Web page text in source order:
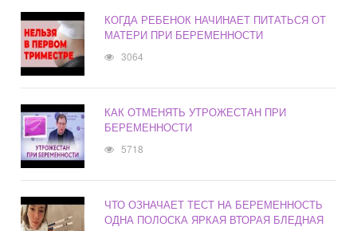
КОГДА РЕБЕНОК НАЧИНАЕТ ПИТАТЬСЯ ОТ
МАТЕРИ ПРИ БЕРЕМЕННОСТИ
3064
КАК ОТМЕНЯТЬ УТРОЖЕСТАН ПРИ
БЕРЕМЕННОСТИ
5718
ЧТО ОЗНАЧАЕТ ТЕСТ НА БЕРЕМЕННОСТЬ
ОДНА ПОЛОСКА ЯРКАЯ ВТОРАЯ БЛЕДНАЯ